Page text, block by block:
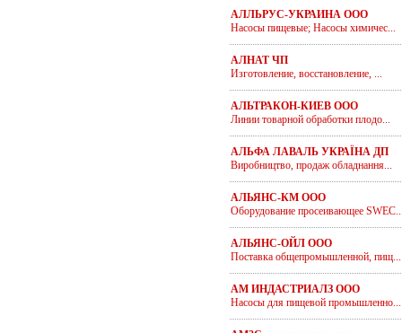
АЛЛЬРУС-УКРАИНА ООО
Насосы пищевые; Насосы химичес...
АЛНАТ ЧП
Изготовление, восстановление, ...
АЛЬТРАКОН-КИЕВ ООО
Линии товарной обработки плодо...
АЛЬФА ЛАВАЛЬ УКРАЇНА ДП
Виробництво, продаж обладнання...
АЛЬЯНС-КМ ООО
Оборудование просеивающее
АЛЬЯНС-ОЙЛ ООО
Поставка общепромышленной, пищ...
АМ ИНДАСТРИАЛЗ ООО
Насосы для пищевой промышленно...